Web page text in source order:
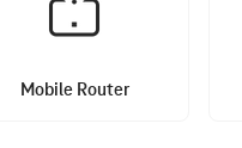
Mobile Router